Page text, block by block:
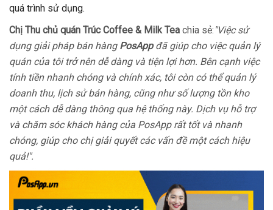
quá trình sử dụng.
Chị Thu chủ quán Trúc Coffee & Milk Tea chia sẻ: "Việc sử
dụng giải pháp bán hàng PosAppđã giúp cho việc quản lý
quán của tôi trở nên dễ dàng và tiện lợi hơn. Bên cạnh việc
tính tiền nhanh chóng và chính xác, tôi còn có thể quản lý
doanh thu, lịch sử bán hàng, cũng như số lượng tồn kho
một cách dễ dàng thông qua hệ thống này. Dịch vụ hỗ trợ
và chăm sóc khách hàng của PosApp rất tốt và nhanh
chóng, giúp cho chị giải quyết các vấn đề một cách hiệu
quả!".